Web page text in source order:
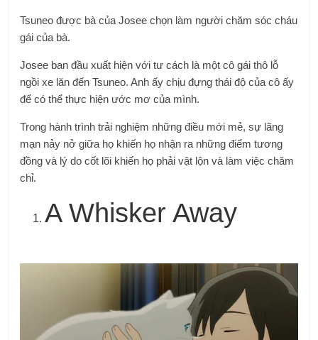
Tsuneo được bà của Josee chọn làm người chăm sóc cháu
gái của bà.
Josee ban đầu xuất hiện với tư cách là một cô gái thô lỗ
ngồi xe lăn đến Tsuneo. Anh ấy chịu đựng thái độ của cô ấy
để có thể thực hiện ước mơ của mình.
Trong hành trình trải nghiệm những điều mới mẻ, sự lãng
mạn nảy nở giữa họ khiến họ nhận ra những điểm tương
đồng và lý do cốt lõi khiến họ phải vật lộn và làm việc chăm
chỉ.
A Whisker Away